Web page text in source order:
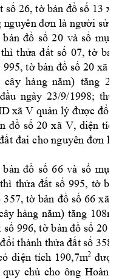
số 26, tờ bản đồ số 13
nguyên đơn là người sử
bản đồ số 20 và sổ mục
thì thửa đất số 07, tờ
995, tờ bản đồ số 20 xã
cây hàng năm) tăng
đầu ngày 23/9/1998;
xã V quản lý được đổi
đồ số 20 xã V, diện tíc
đai cho nguyên đơn là
bản đồ số 66 và sổ mục
thì thửa đất số 995, tờ
357, tờ bản đồ số 66 xã
hàng năm) tăng 108m
số 996, tờ bản đồ số 20
đổi thành thửa đất số 358
diện tích 190,7m2
quy chủ cho ông Hoàng